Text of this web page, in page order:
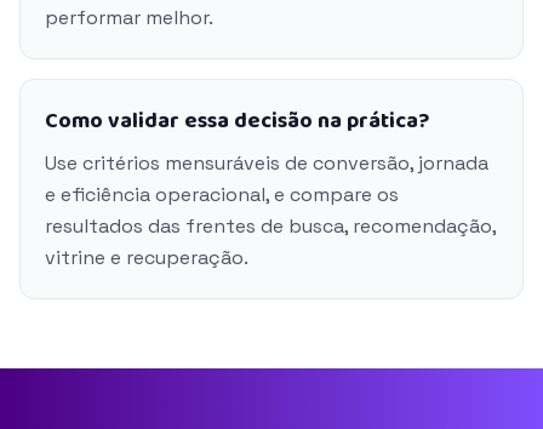
performar melhor.
Como validar essa decisão na prática?
Use critérios mensuráveis de conversão, jornada
e eficiência operacional, e compare os
resultados das frentes de busca, recomendação,
vitrine e recuperação.